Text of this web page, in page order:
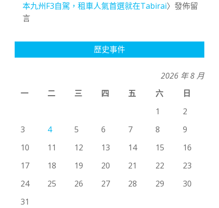
本九州F3自駕，租車人氣首選就在Tabirai〉發佈留
言
歷史事件
2026 年 8 月
一
二 三 四 五 六
日
1
2
3
4 5 6 7 8
9
10
11 12 13 14 15
16
17
18 19 20 21 22
23
24
25 26 27 28 29
30
31